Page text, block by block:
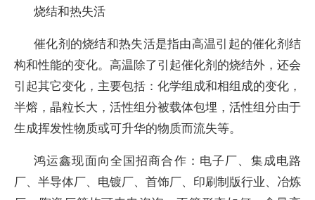
烧结和热失活
催化剂的烧结和热失活是指由高温引起的催化剂结
构和性能的变化。高温除了引起催化剂的烧结外，还会
引起其它变化，主要包括：化学组成和相组成的变化，
半熔，晶粒长大，活性组分被载体包埋，活性组分由于
生成挥发性物质或可升华的物质而流失等。
鸿运鑫现面向全国招商合作：电子厂、集成电路
厂、半导体厂、电镀厂、首饰厂、印刷制版行业、冶炼